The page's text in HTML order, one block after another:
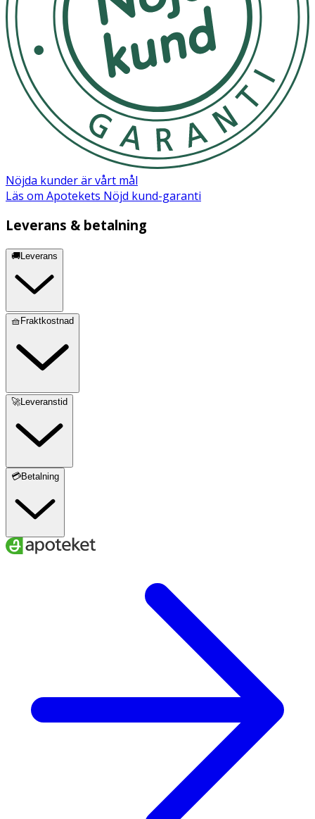
Nöjda kunder är vårt mål
Läs om Apotekets Nöjd kund-garanti
Leverans & betalning
🚚Leverans
🧺Fraktkostnad
🚀Leveranstid
💳Betalning